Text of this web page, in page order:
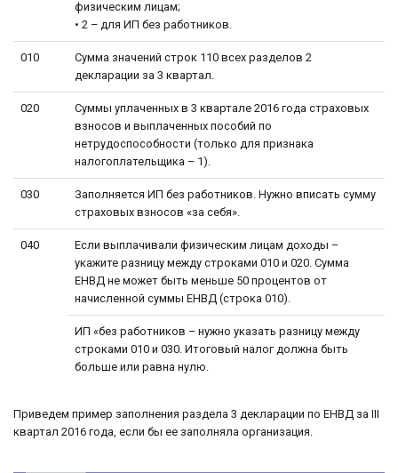
физическим лицам;
• 2 – для ИП без работников.
010
Сумма значений строк 110 всех разделов 2
декларации за 3 квартал.
020
Суммы уплаченных в 3 квартале 2016 года страховых
взносов и выплаченных пособий по
нетрудоспособности (только для признака
налогоплательщика – 1).
030
Заполняется ИП без работников. Нужно вписать сумму
страховых взносов «за себя».
040
Если выплачивали физическим лицам доходы –
укажите разницу между строками 010 и 020. Сумма
ЕНВД не может быть меньше 50 процентов от
начисленной суммы ЕНВД (строка 010).
ИП «без работников – нужно указать разницу между
строками 010 и 030. Итоговый налог должна быть
больше или равна нулю.
Приведем пример заполнения раздела 3 декларации по ЕНВД за III
квартал 2016 года, если бы ее заполняла организация.